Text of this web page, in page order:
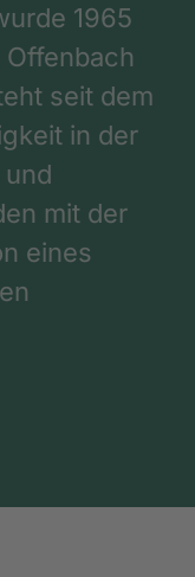
1965
seit dem
in der
mit der
eines